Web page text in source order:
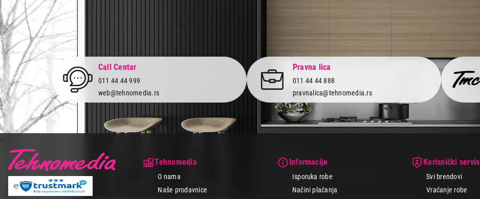
Call Centar
011 44 44 999
web@tehnomedia.rs
Pravna lica
011 44 44 888
pravnalica@tehnomedia.rs
Tehnomedia
O nama
Naše prodavnice
Informacije
Isporuka robe
Načini plaćanja
Korisnički servis
Svi brendovi
Vraćanje robe